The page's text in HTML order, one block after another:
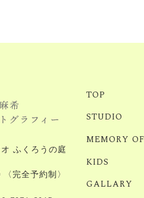
ふくろうの庭
完全予約制〉
TOP
STUDIO
MEMORY
KIDS
GALLARY